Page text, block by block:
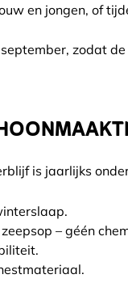
en jongen, of
zodat
is jaarlijks
– géén